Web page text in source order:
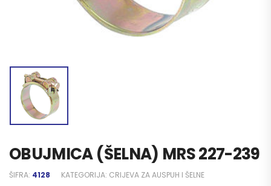
OBUJMICA (ŠELNA) MRS 227-239
ŠIFRA: 4128 KATEGORIJA: CRIJEVA ZA AUSPUH I ŠELNE